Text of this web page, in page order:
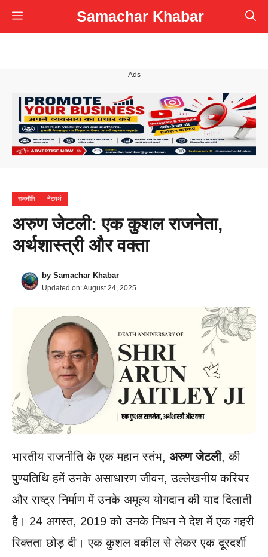
Skip
to
Samachar Khabar
Menu
Ads
राजनीति नेटवर्थ
अरुण जेटली: एक कुशल राजनेता,
अर्थशास्त्री और वक्ता
by Samachar Khabar
Updated on:August 24, 2025
भारतीय राजनीति के एक महान स्तंभ, अरुण जेटली, की
पुण्यतिथि हमें उनके असाधारण जीवन, उल्लेखनीय करियर
और राष्ट्र निर्माण में उनके अमूल्य योगदान की याद दिलाती
है। 24 अगस्त, 2019 को उनके निधन ने देश में एक गहरी
रिक्तता छोड़ दी। एक कुशल वकील से लेकर एक दूरदर्शी